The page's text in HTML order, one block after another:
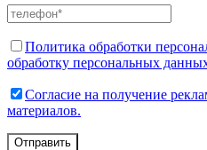
Политика обработки
обработку персональных
Согласие на получение
материалов.
Отправить